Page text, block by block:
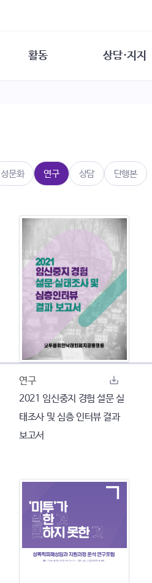
활동
생존자 역량강화
여성·인권·국제연대
상담·지지
함께 고민하기
상담 통계
성문화 연구 상담 단행본
연구
2021 임신중지 경험 설문 실
태조사 및 심층 인터뷰 결과
보고서